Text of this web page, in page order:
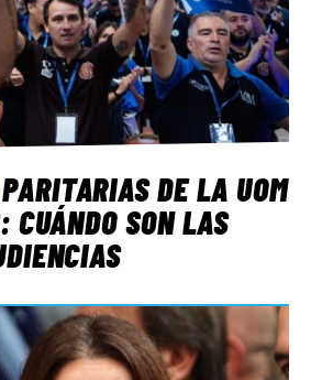
PARITARIAS DE LA UOM
CUÁNDO SON LAS